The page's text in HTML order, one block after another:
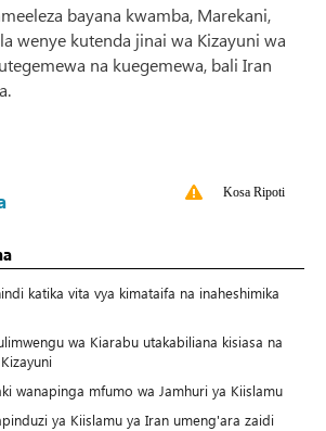
bayana kwamba, Marekani,
wenye kutenda jinai wa Kizayuni wa
na kuegemewa, bali Iran
Kosa Ripoti
katika vita vya kimataifa na inaheshimika
wa Kiarabu utakabiliana kisiasa na
wanapinga mfumo wa Jamhuri ya Kiislamu
ya Kiislamu ya Iran umeng'ara zaidi